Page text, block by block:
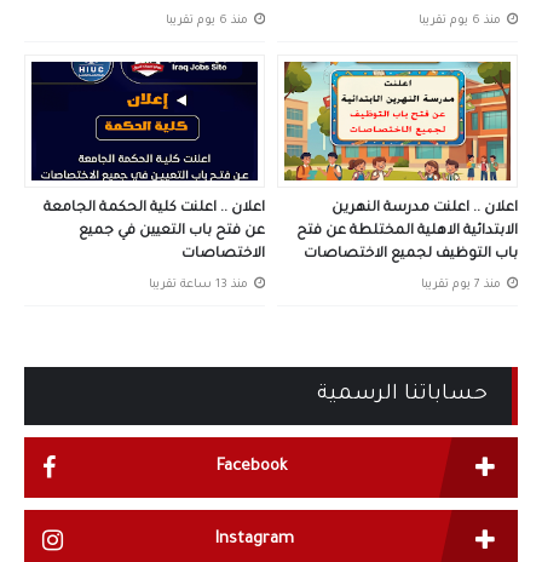
منذ 6 يوم تقريبا منذ 6 يوم تقريبا
اعلان .. اعلنت مدرسة النهرين
الابتدائية الاهلية المختلطة عن فتح
باب التوظيف لجميع الاختصاصات
منذ 7 يوم تقريبا
اعلان .. اعلنت كلية الحكمة الجامعة
عن فتح باب التعيين في جميع
الاختصاصات
منذ 13 ساعة تقريبا
حساباتنا الرسمية
Facebook
Instagram